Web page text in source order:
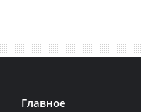
Главное